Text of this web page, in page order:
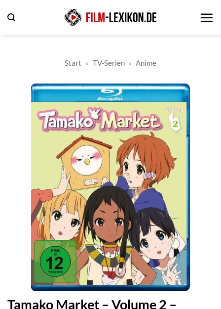
Inhalt
Start » TV-Serien » Anime
Tamako Market – Volume 2 –